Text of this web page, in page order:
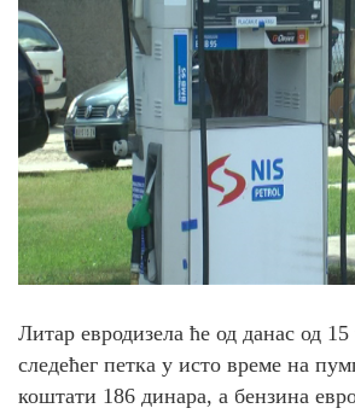
Литар евродизела ће од данас од 15
следећег петка у исто време на
коштати 186 динара, а бензина